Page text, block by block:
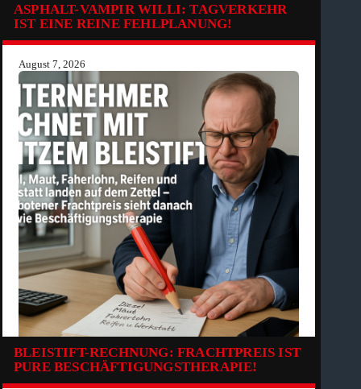
ASPHALT-VAMPIR WILLI: TAGVERKEHR
IST EINE REINE FEHLPLANUNG!
August 7, 2026
BLEISTIFT-RECHNUNG: FRACHTPREIS IST
PURE BESCHÄFTIGUNGSTHERAPIE!